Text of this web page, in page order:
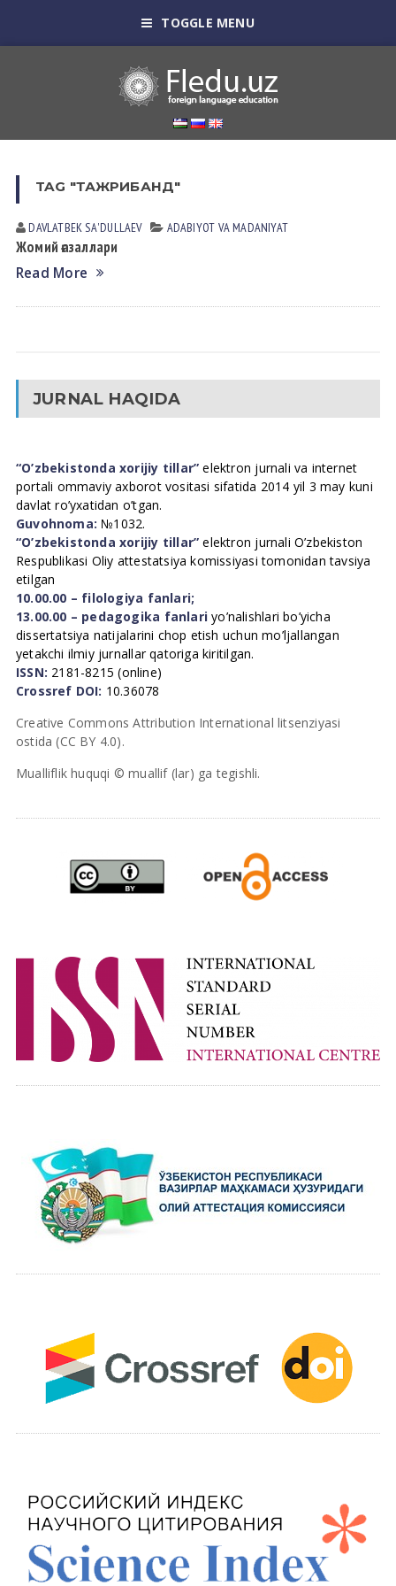
TOGGLE MENU
TAG "ТАЖРИБАНД"
DAVLATBEK SА'DULLАEV АDАBIYOT VА MАDАNIYAT
Жомий ғазаллари
Read More
JURNAL HAQIDA
“O’zbekistonda xorijiy tillar” elektron jurnali va internet
portali ommaviy axborot vositasi sifatida 2014 yil 3 may kuni
davlat ro’yxatidan o’tgan.
Guvohnoma: №1032.
“O’zbekistonda xorijiy tillar” elektron jurnali O’zbekiston
Respublikasi Oliy attestatsiya komissiyasi tomonidan tavsiya
etilgan
10.00.00 – filologiya fanlari;
13.00.00 – pedagogika fanlari yo’nalishlari bo’yicha
dissertatsiya natijalarini chop etish uchun mo’ljallangan
yetakchi ilmiy jurnallar qatoriga kiritilgan.
ISSN: 2181-8215 (online)
Crossref DOI: 10.36078
Creative Commons Attribution International litsenziyasi
ostida (CC BY 4.0).
Mualliflik huquqi © muallif (lar) ga tegishli.